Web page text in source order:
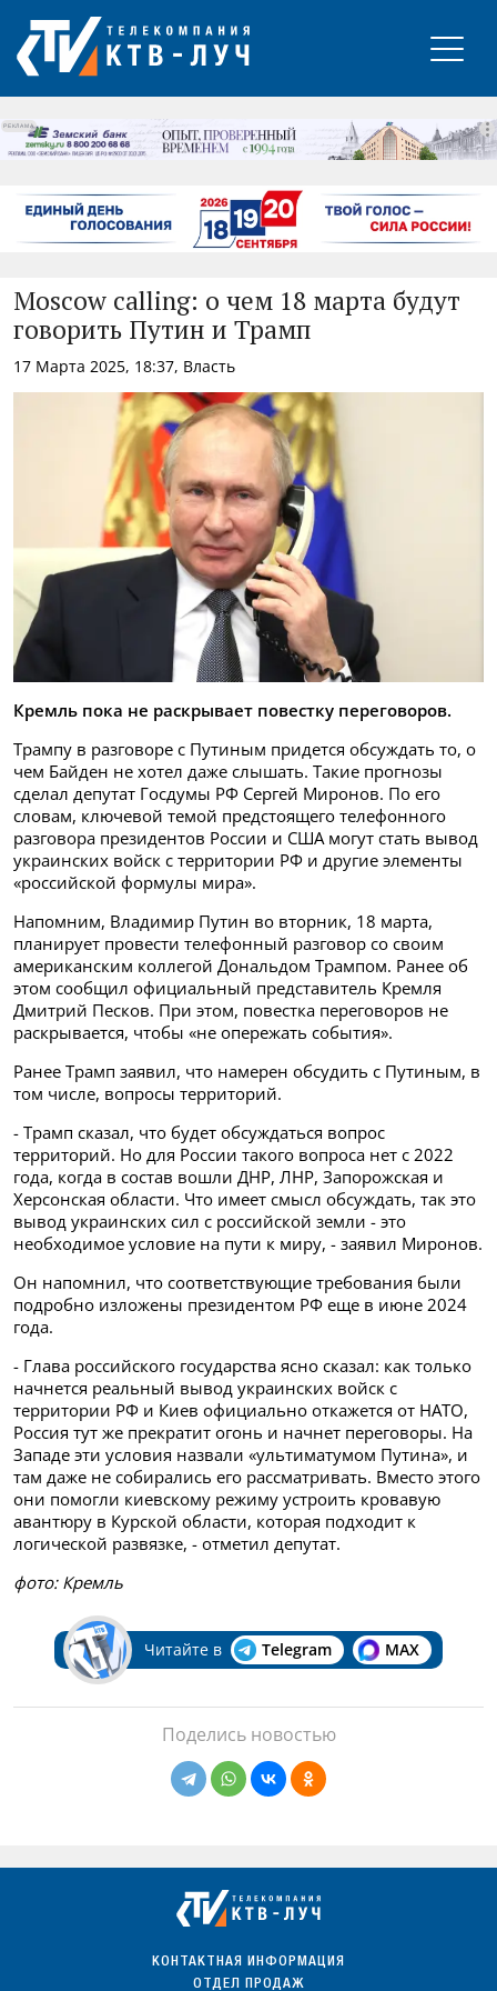
РЕКЛАМА
Moscow calling: о чем 18 марта будут
говорить Путин и Трамп
17 Марта 2025, 18:37, Власть
Кремль пока не раскрывает повестку переговоров.
Трампу в разговоре с Путиным придется обсуждать то, о
чем Байден не хотел даже слышать. Такие прогнозы
сделал депутат Госдумы РФ Сергей Миронов. По его
словам, ключевой темой предстоящего телефонного
разговора президентов России и США могут стать вывод
украинских войск с территории РФ и другие элементы
«российской формулы мира».
Напомним, Владимир Путин во вторник, 18 марта,
планирует провести телефонный разговор со своим
американским коллегой Дональдом Трампом. Ранее об
этом сообщил официальный представитель Кремля
Дмитрий Песков. При этом, повестка переговоров не
раскрывается, чтобы «не опережать события».
Ранее Трамп заявил, что намерен обсудить с Путиным, в
том числе, вопросы территорий.
- Трамп сказал, что будет обсуждаться вопрос
территорий. Но для России такого вопроса нет с 2022
года, когда в состав вошли ДНР, ЛНР, Запорожская и
Херсонская области. Что имеет смысл обсуждать, так это
вывод украинских сил с российской земли - это
необходимое условие на пути к миру, - заявил Миронов.
Он напомнил, что соответствующие требования были
подробно изложены президентом РФ еще в июне 2024
года.
- Глава российского государства ясно сказал: как только
начнется реальный вывод украинских войск с
территории РФ и Киев официально откажется от НАТО,
Россия тут же прекратит огонь и начнет переговоры. На
Западе эти условия назвали «ультиматумом Путина», и
там даже не собирались его рассматривать. Вместо этого
они помогли киевскому режиму устроить кровавую
авантюру в Курской области, которая подходит к
логической развязке, - отметил депутат.
фото: Кремль
Читайте в Telegram MAX
Поделись новостью
КОНТАКТНАЯ ИНФОРМАЦИЯ
ОТДЕЛ ПРОДАЖ